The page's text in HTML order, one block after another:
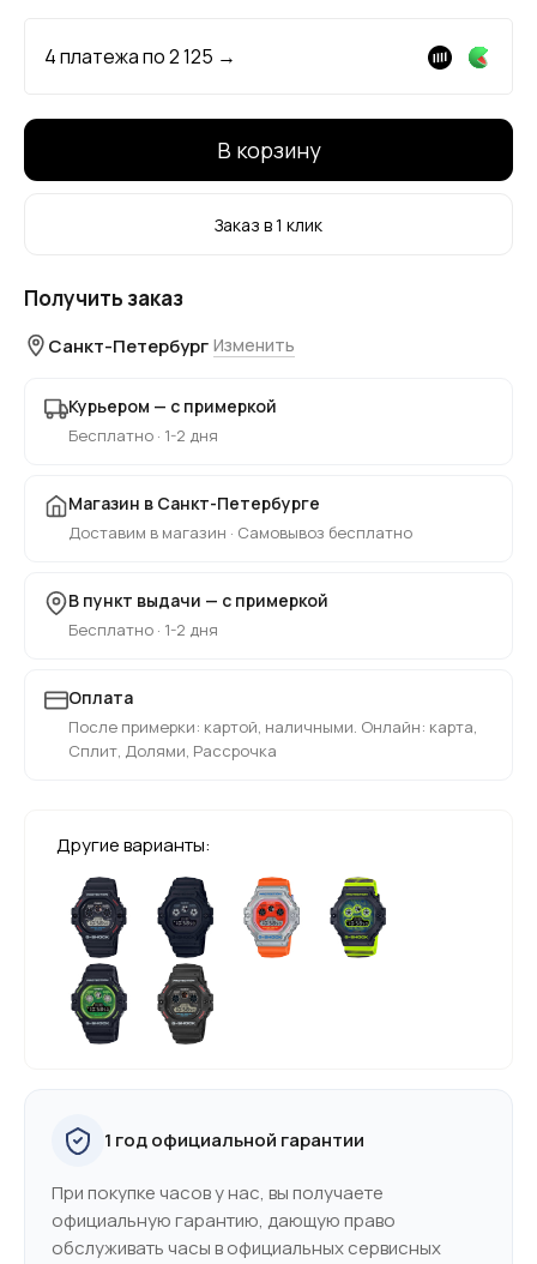
4 платежа по2 125 →
В корзину
Заказ в 1 клик
Получить заказ
Санкт-Петербург Изменить
Курьером — с примеркой
Бесплатно · 1-2 дня
Магазин в Санкт-Петербурге
Доставим в магазин · Самовывоз бесплатно
В пункт выдачи — с примеркой
Бесплатно · 1-2 дня
Оплата
После примерки: картой, наличными. Онлайн: карта,
Сплит, Долями, Рассрочка
Другие варианты:
1 год официальной гарантии
При покупке часов у нас, вы получаете
официальную гарантию, дающую право
обслуживать часы в официальных сервисных